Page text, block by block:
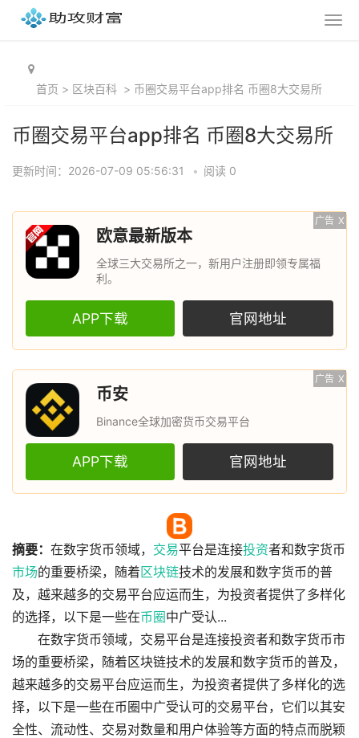
首页 > 区块百科 > 币圈交易平台app排名 币圈8大交易所
币圈交易平台app排名 币圈8大交易所
更新时间：2026-07-09 05:56:31 • 阅读 0
广告 X
欧意最新版本
全球三大交易所之一，新用户注册即领专属福
利。
APP下载 官网地址
广告 X
币安
Binance全球加密货币交易平台
APP下载 官网地址
摘要： 在数字货币领域， 交易平台是连接投资者和数字货币
市场的重要桥梁，随着区块链技术的发展和数字货币的普
及，越来越多的交易平台应运而生，为投资者提供了多样化
的选择，以下是一些在币圈中广受认...
在数字货币领域，交易平台是连接投资者和数字货币市
场的重要桥梁，随着区块链技术的发展和数字货币的普及，
越来越多的交易平台应运而生，为投资者提供了多样化的选
择，以下是一些在币圈中广受认可的交易平台，它们以其安
全性、流动性、交易对数量和用户体验等方面的特点而脱颖